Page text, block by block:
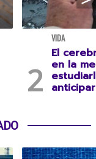
VIDA
El
en la